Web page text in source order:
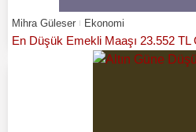
Mihra Güleser Ekonomi
En Düşük Emekli Maaşı 23.552 TL